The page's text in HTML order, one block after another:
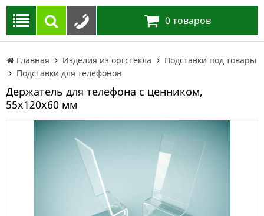
0 товаров
Главная Изделия из оргстекла
Подставки под товары
Подставки для телефонов
Держатель для телефона с ценником,
55х120х60 мм